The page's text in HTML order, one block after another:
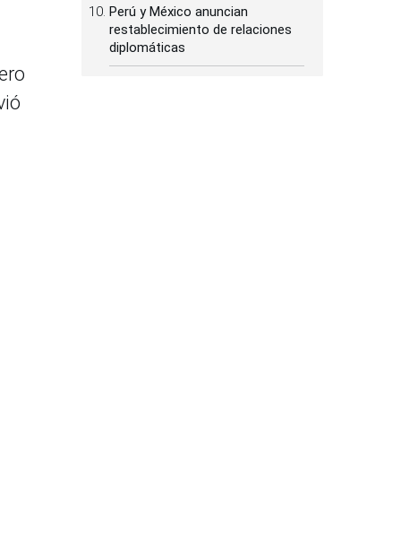
Perú y México anuncian
restablecimiento de relaciones
diplomáticas